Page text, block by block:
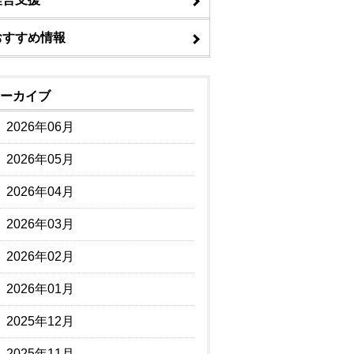
すすめ情報
カイブ
2026年06月
2026年05月
2026年04月
2026年03月
2026年02月
2026年01月
2025年12月